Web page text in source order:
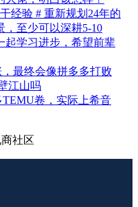
经验 # 重新规划24年的
，至少可以深耕5-10
起学习进步，希望前辈
最终会像拼多多打败
江山吗
卷，实际上希音
社区